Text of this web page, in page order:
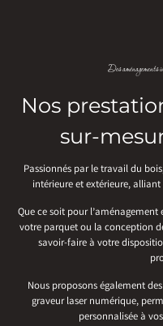
Des aménagements
Nos
sur-
Passionnés par le travail du
intérieure et extérieure,
Que ce soit pour
votre parquet ou la conception
savoir-faire à votre
Nous proposons également
graveur laser numérique,
personnalisée à